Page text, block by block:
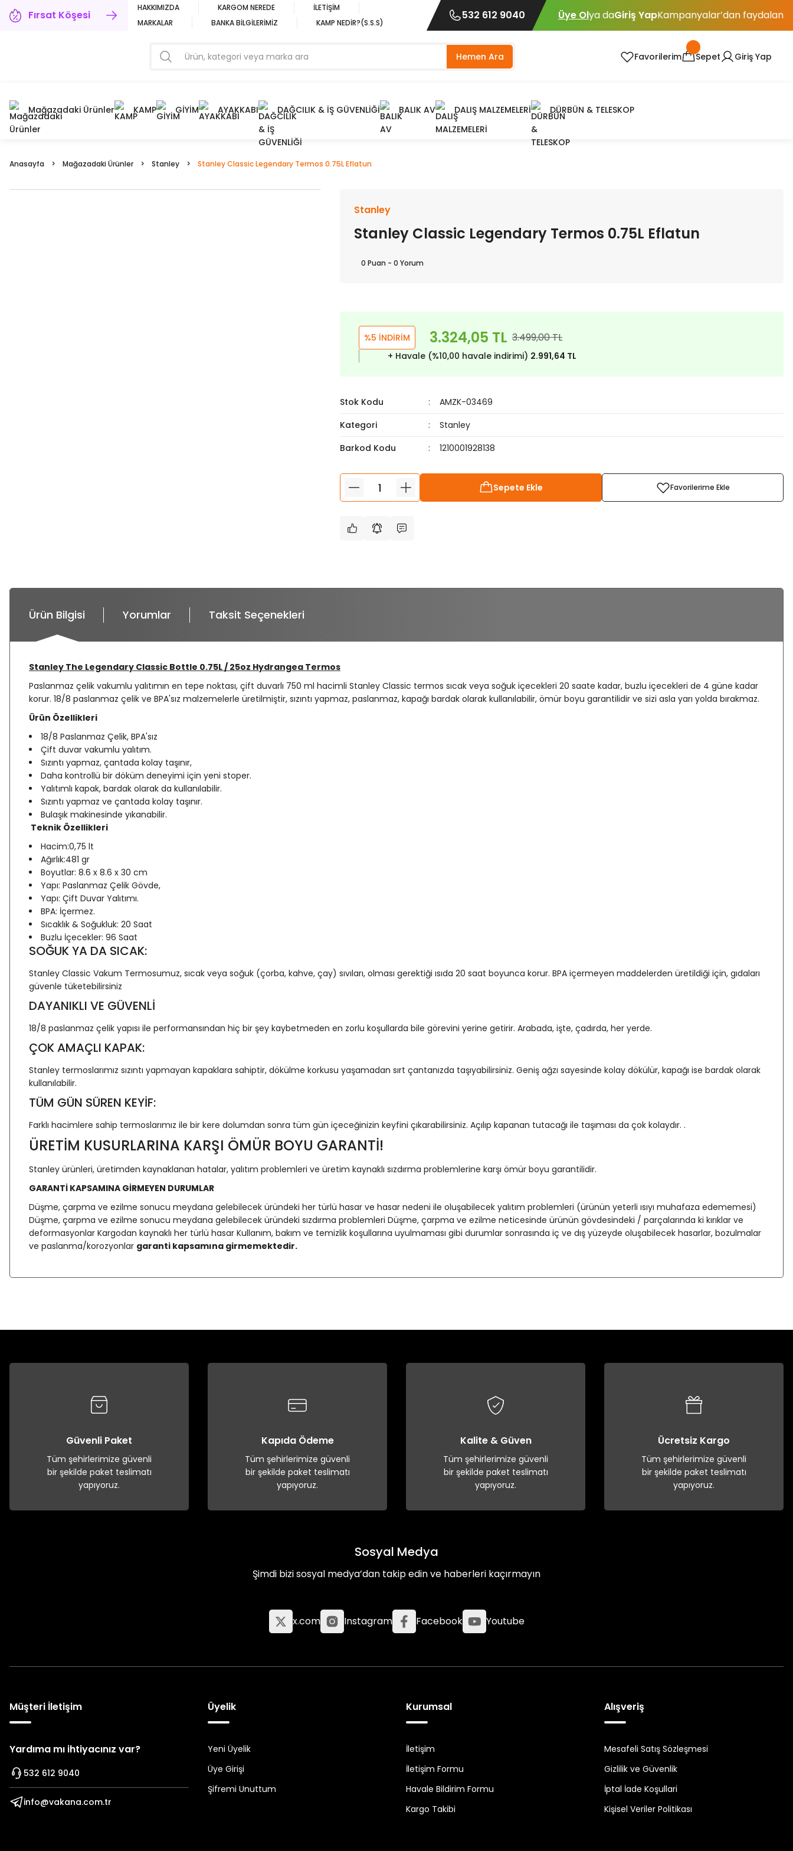
Fırsat Köşesi
HAKKIMIZDA KARGOM NEREDE
İLETİŞİM
MARKALAR
BANKA BİLGİLERİMİZ KAMP NEDİR?(S.S.S)
532 612 9040 Üye Olya daGiriş YapKampanyalar’dan faydalan
Hemen Ara Favorilerim Sepet Giriş Yap
Mağazadaki Ürünler KAMP GİYİM AYAKKABI DAĞCILIK & İŞ GÜVENLİĞİ BALIK AV DALIŞ MALZEMELERİ DÜRBÜN & TELESKOP
Anasayfa Mağazadaki Ürünler Stanley Stanley Classic Legendary Termos 0.75L Eflatun
Stanley
Stanley Classic Legendary Termos 0.75L Eflatun
0 Puan - 0 Yorum
%5 İNDİRİM 3.324,05 TL 3.499,00 TL
+ Havale (%10,00 havale indirimi) 2.991,64 TL
Stok Kodu
AMZK-03469
Kategori
Stanley
Barkod Kodu
1210001928138
Sepete Ekle
Ürün Bilgisi Yorumlar Taksit Seçenekleri
Stanley The Legendary Classic Bottle 0.75L / 25oz Hydrangea Termos
Paslanmaz çelik vakumlu yalıtımın en tepe noktası, çift duvarlı 750 ml hacimli Stanley Classic termos sıcak veya soğuk içecekleri 20 saate kadar, buzlu içecekleri de 4 güne kadar
korur. 18/8 paslanmaz çelik ve BPA'sız malzemelerle üretilmiştir, sızıntı yapmaz, paslanmaz, kapağı bardak olarak kullanılabilir, ömür boyu garantilidir ve sizi asla yarı yolda bırakmaz.
Ürün Özellikleri
18/8 Paslanmaz Çelik, BPA'sız
Çift duvar vakumlu yalıtım.
Sızıntı yapmaz, çantada kolay taşınır,
Daha kontrollü bir döküm deneyimi için yeni stoper.
Yalıtımlı kapak, bardak olarak da kullanılabilir.
Sızıntı yapmaz ve çantada kolay taşınır.
Bulaşık makinesinde yıkanabilir.
Teknik Özellikleri
Hacim:0,75 lt
Ağırlık:481 gr
Boyutlar: 8.6 x 8.6 x 30 cm
Yapı: Paslanmaz Çelik Gövde,
Yapı: Çift Duvar Yalıtımı.
BPA: İçermez.
Sıcaklık & Soğukluk: 20 Saat
Buzlu İçecekler: 96 Saat
SOĞUK YA DA SICAK:
Stanley Classic Vakum Termosumuz, sıcak veya soğuk (çorba, kahve, çay) sıvıları, olması gerektiği ısıda 20 saat boyunca korur. BPA içermeyen maddelerden üretildiği için, gıdaları
güvenle tüketebilirsiniz
DAYANIKLI VE GÜVENLİ
18/8 paslanmaz çelik yapısı ile performansından hiç bir şey kaybetmeden en zorlu koşullarda bile görevini yerine getirir. Arabada, işte, çadırda, her yerde.
ÇOK AMAÇLI KAPAK:
Stanley termoslarımız sızıntı yapmayan kapaklara sahiptir, dökülme korkusu yaşamadan sırt çantanızda taşıyabilirsiniz. Geniş ağzı sayesinde kolay dökülür, kapağı ise bardak olarak
kullanılabilir.
TÜM GÜN SÜREN KEYİF:
Farklı hacimlere sahip termoslarımız ile bir kere dolumdan sonra tüm gün içeceğinizin keyfini çıkarabilirsiniz. Açılıp kapanan tutacağı ile taşıması da çok kolaydır. .
ÜRETİM KUSURLARINA KARŞI ÖMÜR BOYU GARANTİ!
Stanley ürünleri, üretimden kaynaklanan hatalar, yalıtım problemleri ve üretim kaynaklı sızdırma problemlerine karşı ömür boyu garantilidir.
GARANTİ KAPSAMINA GİRMEYEN DURUMLAR
Düşme, çarpma ve ezilme sonucu meydana gelebilecek üründeki her türlü hasar ve hasar nedeni ile oluşabilecek yalıtım problemleri (ürünün yeterli ısıyı muhafaza edememesi)
Düşme, çarpma ve ezilme sonucu meydana gelebilecek üründeki sızdırma problemleri Düşme, çarpma ve ezilme neticesinde ürünün gövdesindeki / parçalarında ki kırıklar ve
deformasyonlar Kargodan kaynaklı her türlü hasar Kullanım, bakım ve temizlik koşullarına uyulmaması gibi durumlar sonrasında iç ve dış yüzeyde oluşabilecek hasarlar, bozulmalar
ve paslanma/korozyonlar garanti kapsamına girmemektedir.
Güvenli Paket
Tüm şehirlerimize güvenli
bir şekilde paket teslimatı
yapıyoruz.
Kapıda Ödeme
Tüm şehirlerimize güvenli
bir şekilde paket teslimatı
yapıyoruz.
Kalite & Güven
Tüm şehirlerimize güvenli
bir şekilde paket teslimatı
yapıyoruz.
Ücretsiz Kargo
Tüm şehirlerimize güvenli
bir şekilde paket teslimatı
yapıyoruz.
Sosyal Medya
Şimdi bizi sosyal medya’dan takip edin ve haberleri kaçırmayın
x.com Instagram Facebook Youtube
Müşteri İletişim
Yardıma mı ihtiyacınız var?
532 612 9040
info@vakana.com.tr
Üyelik
Yeni Üyelik
Üye Girişi
Şifremi Unuttum
Kurumsal
İletişim
İletişim Formu
Havale Bildirim Formu
Kargo Takibi
Alışveriş
Mesafeli Satış Sözleşmesi
Gizlilik ve Güvenlik
İptal İade Koşullari
Kişisel Veriler Politikası